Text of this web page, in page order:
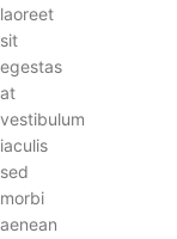
laoreet
sit
egestas
at
vestibulum
iaculis
sed
morbi
aenean